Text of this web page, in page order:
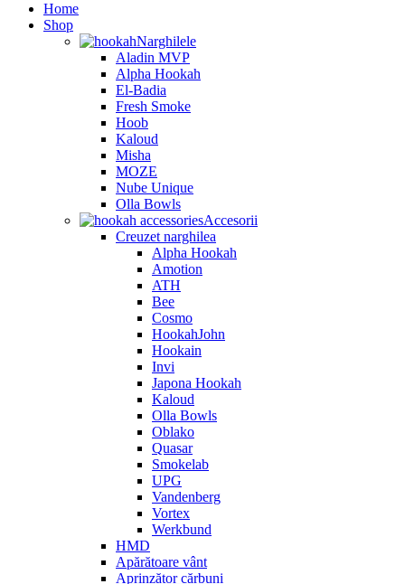
Home
Shop
Narghilele
Aladin MVP
Alpha Hookah
El-Badia
Fresh Smoke
Hoob
Kaloud
Misha
MOZE
Nube Unique
Olla Bowls
Accesorii
Creuzet narghilea
Alpha Hookah
Amotion
ATH
Bee
Cosmo
HookahJohn
Hookain
Invi
Japona Hookah
Kaloud
Olla Bowls
Oblako
Quasar
Smokelab
UPG
Vandenberg
Vortex
Werkbund
HMD
Apărătoare vânt
Aprinzător cărbuni